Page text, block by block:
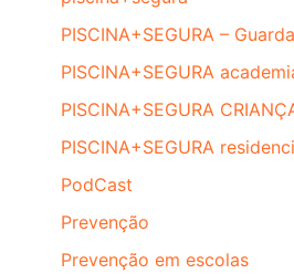
PISCINA+SEGURA –
PISCINA+SEGURA
PISCINA+SEGURA
PISCINA+SEGURA
PodCast
Prevenção
Prevenção em escolas